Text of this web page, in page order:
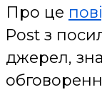
Про це
Post з
джерел,